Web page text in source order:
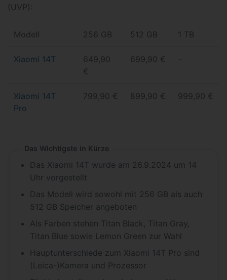
(UVP):
Modell 256 GB 512 GB 1 TB
Xiaomi 14T
649,90
€
699,90 € −
Xiaomi 14T
Pro
799,90 € 899,90 € 999,90 €
Das Wichtigste in Kürze
Das Xiaomi 14T wurde am 26.9.2024 um 14
Uhr vorgestellt
Das Modell wird sowohl mit 256 GB als auch
512 GB Speicher angeboten
Als Farben stehen Titan Black, Titan Gray,
Titan Blue sowie Lemon Green zur Wahl
Hauptunterschiede zum Xiaomi 14T Pro sind
(Leica-)Kamera und Prozessor